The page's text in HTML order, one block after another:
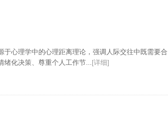
心理学中的心理距离理论，强调人际交往中既需要合
化决策、尊重个人工作节... [详细]